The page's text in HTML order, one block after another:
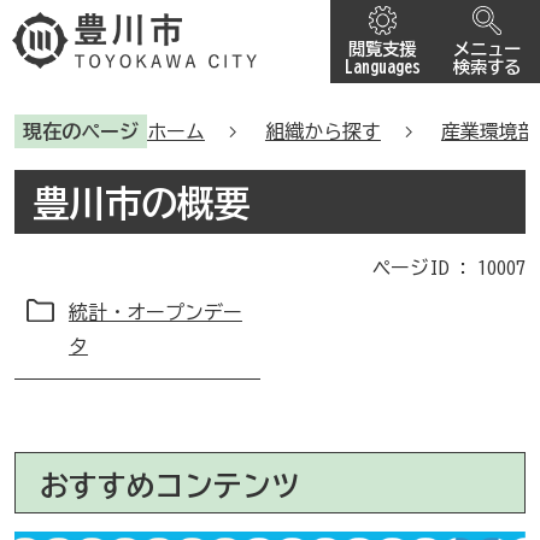
閲覧支援
Languages
メニュー
検索する
現在のページ ホーム 組織から探す 産業環境部
豊川市の概要
ページID : 10007
統計・オープンデー
タ
おすすめコンテンツ